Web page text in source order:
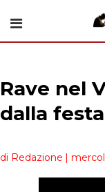
Rave nel
dalla
di Redazione |